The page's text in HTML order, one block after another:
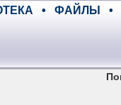
• ФАЙЛЫ •